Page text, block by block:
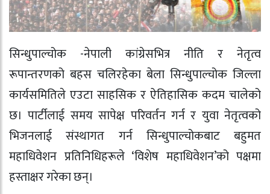
सिन्धुपाल्चोक -नेपाली कांग्रेसभित्र नीति र नेतृत्व
रूपान्तरणको बहस चलिरहेका बेला सिन्धुपाल्चोक जिल्ला
कार्यसमितिले एउटा साहसिक र ऐतिहासिक कदम चालेको
छ। पार्टीलाई समय सापेक्ष परिवर्तन गर्न र युवा नेतृत्वको
भिजनलाई संस्थागत गर्न सिन्धुपाल्चोकबाट बहुमत
महाधिवेशन प्रतिनिधिहरूले ‘विशेष महाधिवेशन’को पक्षमा
हस्ताक्षर गरेका छन्।